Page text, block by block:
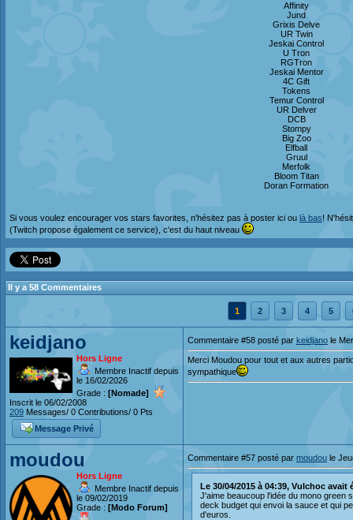
Affinity
Jund
Grixis Delve
UR Twin
Jeskai Control
U Tron
RGTron
Jeskai Mentor
4C Gift
Tokens
Temur Control
UR Delver
DCB
Stompy
Big Zoo
Elfball
Gruul
Merfolk
Bloom Titan
Doran Formation
Si vous voulez encourager vos stars favorites, n'hésitez pas à poster ici ou là bas!
(Twitch propose également ce service), c'est du haut niveau
Il y a 58 Commentaires
1 2 3 4 5
keidjano
Hors Ligne
Membre Inactif depuis
le 16/02/2026
Grade : [Nomade]
Inscrit le 06/02/2008
209 Messages/ 0 Contributions/ 0 Pts
Message Privé
Commentaire #58 posté par keidjano le
Merci Moudou pour tout et aux autres
sympathique
moudou
Hors Ligne
Membre Inactif depuis
le 09/02/2019
Grade : [Modo Forum]
Commentaire #57 posté par moudou le
Le 30/04/2015 à 04:39, Vulchoc avait
J'aime beaucoup l'idée du mono green
deck budget qui envoi la sauce et qui
d'euros.